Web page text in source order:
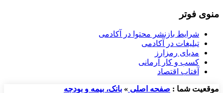
منوی فوتر
شرایط بازنشر محتوا در آکادمی
تبلیغات در آکادمی
مدیای رمزارز
کسب و کار آرمانی
آفتاب اقتصاد
موقعیت شما : صفحه اصلی » بانک، بیمه و بودجه